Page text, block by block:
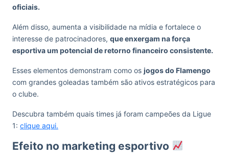
oficiais.
Além disso, aumenta a visibilidade na mídia e fortalece o
interesse de patrocinadores, que enxergam na força
esportiva um potencial de retorno financeiro consistente.
Esses elementos demonstram como os jogos do Flamengo
com grandes goleadas também são ativos estratégicos para
o clube.
Descubra também quais times já foram campeões da Ligue
1: clique aqui.
Efeito no marketing esportivo